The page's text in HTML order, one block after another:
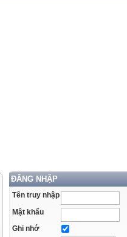
ĐĂNG NHẬP
Tên truy nhập
Mật khẩu
Ghi nhớ